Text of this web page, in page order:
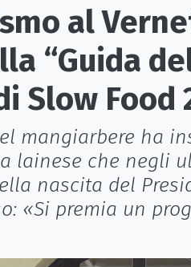
al
“Guida
Slow Food
mangiarbere ha
lainese che negli
nascita del
«Si premia un